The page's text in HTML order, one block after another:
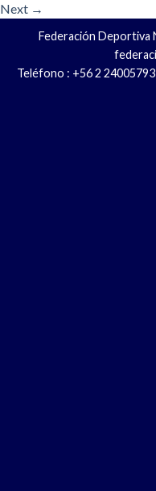
Next →
Federación Deportiva
Teléfono : +56 2